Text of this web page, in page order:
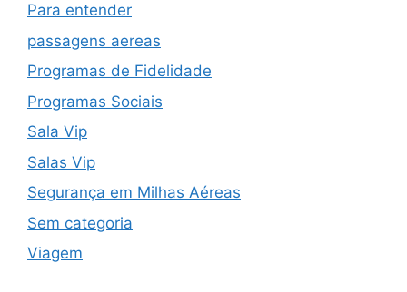
Para entender
passagens aereas
Programas de Fidelidade
Programas Sociais
Sala Vip
Salas Vip
Segurança em Milhas Aéreas
Sem categoria
Viagem